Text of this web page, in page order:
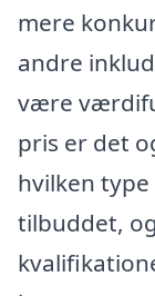
mere
andre
være
pris er det
hvilken
tilbuddet,